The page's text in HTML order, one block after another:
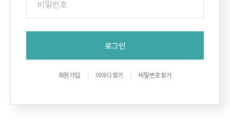
로그인
회원가입 아이디 찾기 비밀번호 찾기